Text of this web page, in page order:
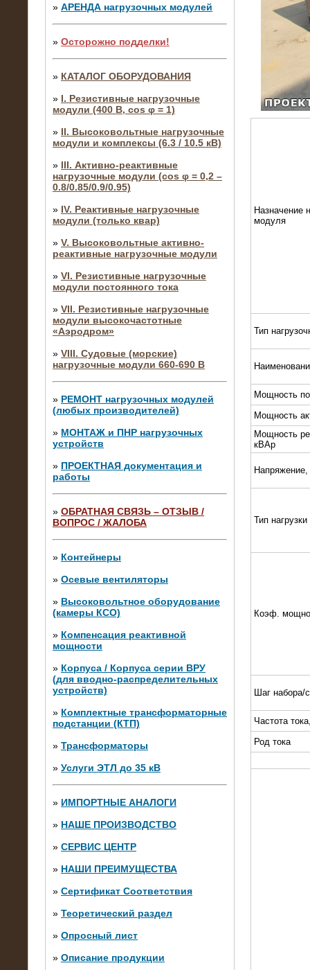
» АРЕНДА нагрузочных модулей
» Осторожно подделки!
» КАТАЛОГ ОБОРУДОВАНИЯ
» I. Резистивные нагрузочные
модули (400 В, cos φ = 1)
» II. Высоковольтные нагрузочные
модули и комплексы (6.3 / 10.5 кВ)
» III. Активно-реактивные
нагрузочные модули (cos φ = 0,2 –
0.8/0.85/0.9/0.95)
» IV. Реактивные нагрузочные
модули (только квар)
» V. Высоковольтные активно-
реактивные нагрузочные модули
» VI. Резистивные нагрузочные
модули постоянного тока
» VII. Резистивные нагрузочные
модули высокочастотные
«Аэродром»
» VIII. Судовые (морские)
нагрузочные модули 660-690 В
» РЕМОНТ нагрузочных модулей
(любых производителей)
» МОНТАЖ и ПНР нагрузочных
устройств
» ПРОЕКТНАЯ документация и
работы
» ОБРАТНАЯ СВЯЗЬ – ОТЗЫВ /
ВОПРОС / ЖАЛОБА
» Контейнеры
» Осевые вентиляторы
» Высоковольтное оборудование
(камеры КСО)
» Компенсация реактивной
мощности
» Корпуса / Корпуса серии ВРУ
(для вводно-распределительных
устройств)
» Комплектные трансформаторные
подстанции (КТП)
» Трансформаторы
» Услуги ЭТЛ до 35 кВ
» ИМПОРТНЫЕ АНАЛОГИ
» НАШЕ ПРОИЗВОДСТВО
» СЕРВИС ЦЕНТР
» НАШИ ПРЕИМУЩЕСТВА
» Сертификат Соответствия
» Теоретический раздел
» Опросный лист
» Описание продукции
10.04.2015
Аренда нагрузочного модуля 4 МВт,
10 кВ
28.02.2015
Нагрузочные модули 700 кВт (4
штуки)
10.10.2014
Нагрузочный комплекс 20 МВт в 2
яруса (напряжение 6-10 кВ)
Назначение
модуля
Тип
Мощность
Мощность
Мощность
кВАр
Тип нагрузки
Коэф.
Шаг набора/
Частота
Род тока